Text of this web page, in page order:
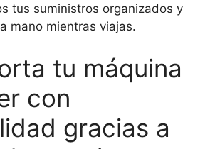
tus suministros organizados y
mano mientras viajas.
tu máquina
con
gracias a